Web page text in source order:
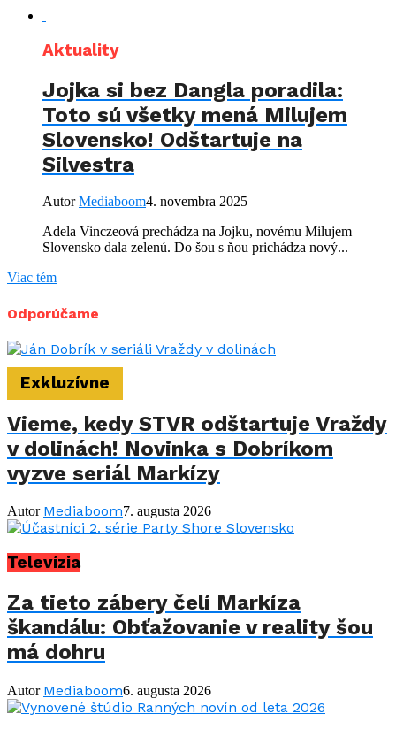
Aktuality
Jojka si bez Dangla poradila:
Toto sú všetky mená Milujem
Slovensko! Odštartuje na
Silvestra
AutorMediaboom4. novembra 2025
Adela Vinczeová prechádza na Jojku, novému Milujem
Slovensko dala zelenú. Do šou s ňou prichádza nový...
Viac tém
Odporúčame
Exkluzívne
Vieme, kedy STVR odštartuje Vraždy
v dolinách! Novinka s Dobríkom
vyzve seriál Markízy
Autor Mediaboom7. augusta 2026
Televízia
Za tieto zábery čelí Markíza
škandálu: Obťažovanie v reality šou
má dohru
Autor Mediaboom6. augusta 2026